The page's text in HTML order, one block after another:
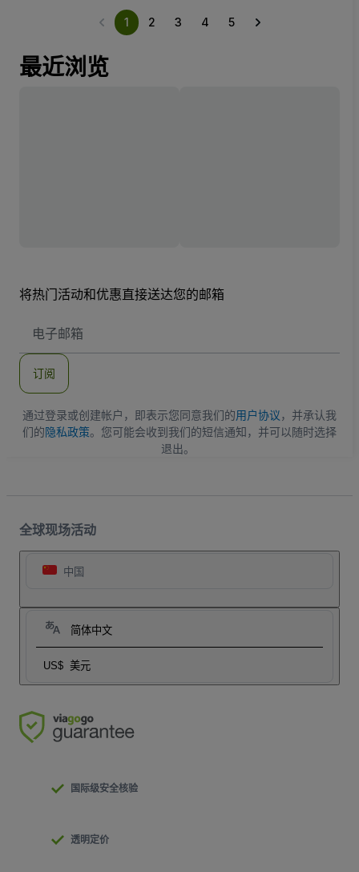
1 2 3 4 5
最近浏览
将热门活动和优惠直接送达您的邮箱
子
地
订阅
通过登录或创建帐户，即表示您同意我们的用户协议，并承认我
们的隐私政策。您可能会收到我们的短信通知，并可以随时选择
退出。
全球现场活动
中国
简体中文
US$ 美元
国际级安全核验
透明定价